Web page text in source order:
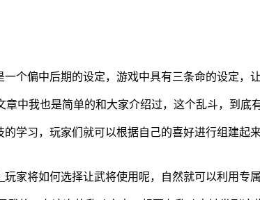
个偏中后期的设定，游戏中具有三条命的设定，
中我也是简单的和大家介绍过，这个乱斗，到底
学习，玩家们就可以根据自己的喜好进行组建起